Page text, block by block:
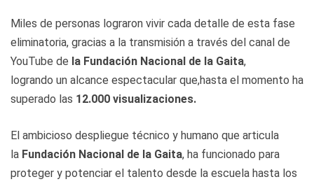
Miles de personas lograron vivir cada detalle de esta fase
eliminatoria, gracias a la transmisión a través del canal de
YouTube de la Fundación Nacional de la Gaita,
logrando un alcance espectacular que,hasta el momento ha
superado las 12.000 visualizaciones.
El ambicioso despliegue técnico y humano que articula
la Fundación Nacional de la Gaita, ha funcionado para
proteger y potenciar el talento desde la escuela hasta los